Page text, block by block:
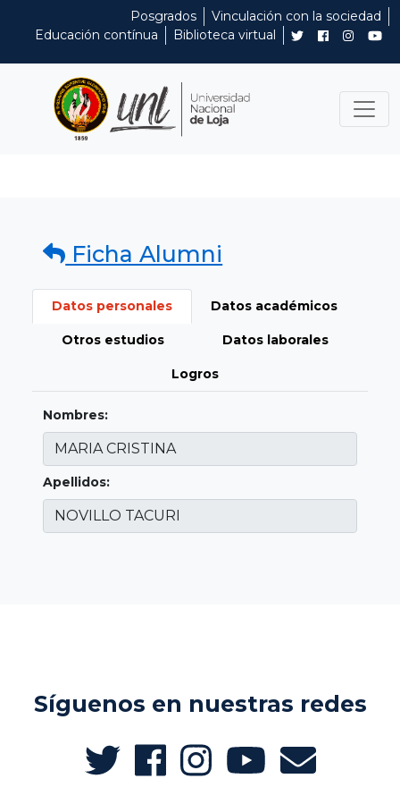
Posgrados
Vinculación con la sociedad
Educación contínua
Biblioteca virtual
Ficha Alumni
Datos personales Datos académicos
Otros estudios Datos laborales
Logros
Nombres:
Apellidos:
Síguenos en nuestras redes